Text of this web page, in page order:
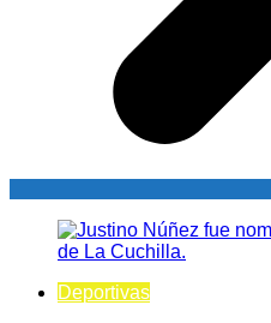
Deportivas